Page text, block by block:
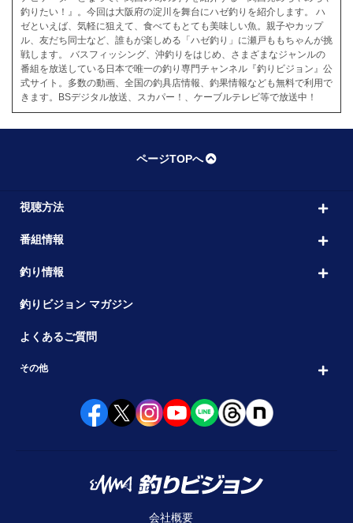
釣りたい！』。今回は大阪府の淀川を舞台にハゼ釣りを紹介します。 ハ
ゼといえば、気軽に狙えて、食べてもとても美味しい魚。親子やカップ
ル、友だち同士など、誰もが楽しめる「ハゼ釣り」に瀬戸ももちゃんが挑
戦します。 バスフィッシング、沖釣りをはじめ、さまざまなジャンルの
番組を放送している日本で唯一の釣り専門チャンネル『釣りビジョン』公
式サイト。多数の動画、全国の釣具店情報、釣果情報なども無料で利用で
きます。BSデジタル放送、スカパー！、ケーブルテレビ等で放送中！
ページTOPへ
視聴方法
番組情報
釣り情報
釣りビジョン マガジン
よくあるご質問
その他
会社概要